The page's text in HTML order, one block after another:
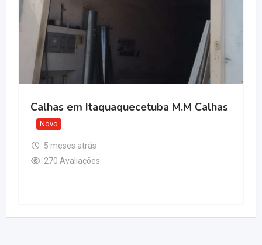
Calhas em Itaquaquecetuba M.M Calhas
Novo
5 meses atrás
270 Avaliações